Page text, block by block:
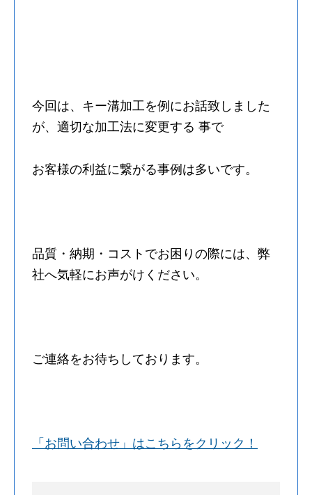
今回は、キー溝加工を例にお話致しました
が、適切な加工法に変更する 事で
お客様の利益に繋がる事例は多いです。
品質・納期・コストでお困りの際には、弊
社へ気軽にお声がけください。
ご連絡をお待ちしております。
「お問い合わせ」はこちらをクリック！